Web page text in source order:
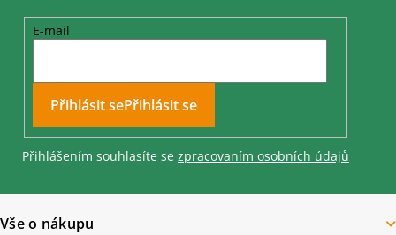
E-mail
Přihlásit se
Přihlášením souhlasíte se zpracovaním osobních údajů
Vše o nákupu